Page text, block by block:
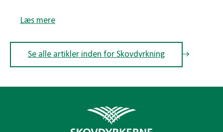
Læs mere
Se alle artikler inden for Skovdyrkning